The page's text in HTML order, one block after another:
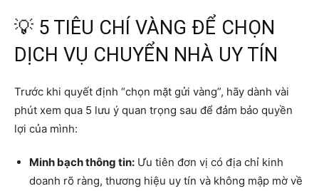
💡 5 TIÊU CHÍ VÀNG ĐỂ CHỌN
DỊCH VỤ CHUYỂN NHÀ UY TÍN
Trước khi quyết định “chọn mặt gửi vàng”, hãy dành vài
phút xem qua 5 lưu ý quan trọng sau để đảm bảo quyền
lợi của mình:
Minh bạch thông tin: Ưu tiên đơn vị có địa chỉ kinh
doanh rõ ràng, thương hiệu uy tín và không mập mờ về